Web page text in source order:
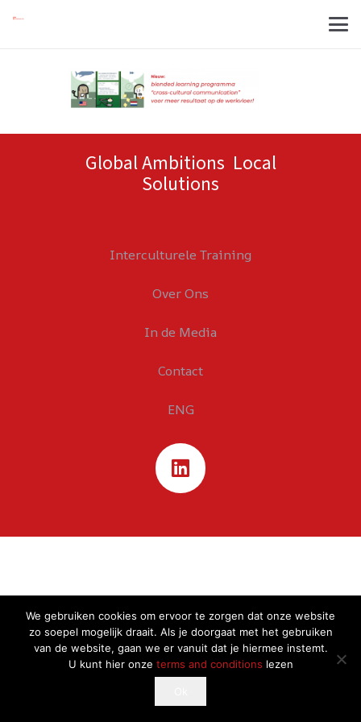
Global Ambitions Local
Solutions
Interculturele Training
Over Ons
In de Media
Contact
ENG
If you continue to use this site, you agree with it.
We gebruiken cookies om ervoor te zorgen dat onze website
zo soepel mogelijk draait. Als je doorgaat met het gebruiken
van de website, gaan we er vanuit dat je hiermee instemt.
U kunt hier onze terms and conditions lezen